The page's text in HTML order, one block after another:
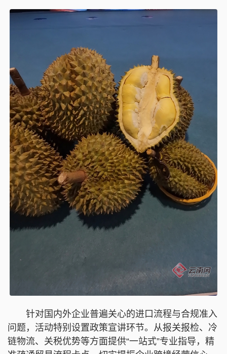
针对国内外企业普遍关心的进口流程与合规准入
问题，活动特别设置政策宣讲环节。从报关报检、冷
链物流、关税优势等方面提供“一站式”专业指导，精